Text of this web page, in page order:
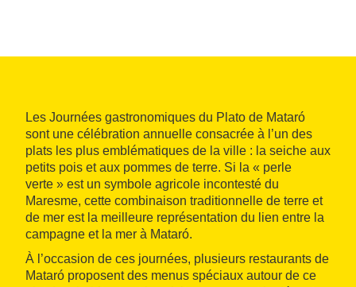
Les Journées gastronomiques du Plato de Mataró
sont une célébration annuelle consacrée à l’un des
plats les plus emblématiques de la ville : la seiche aux
petits pois et aux pommes de terre. Si la « perle
verte » est un symbole agricole incontesté du
Maresme, cette combinaison traditionnelle de terre et
de mer est la meilleure représentation du lien entre la
campagne et la mer à Mataró.
À l’occasion de ces journées, plusieurs restaurants de
Mataró proposent des menus spéciaux autour de ce